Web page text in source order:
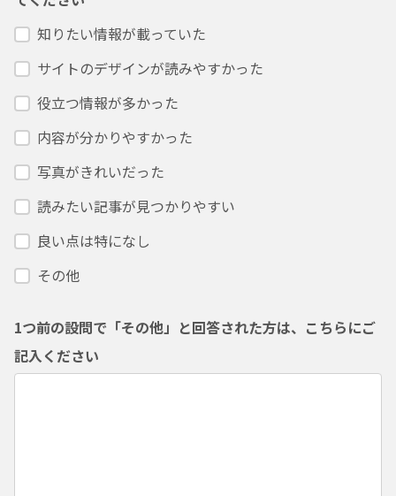
知りたい情報が載っていた
サイトのデザインが読みやすかった
役立つ情報が多かった
内容が分かりやすかった
写真がきれいだった
読みたい記事が見つかりやすい
良い点は特になし
その他
1つ前の設問で「その他」と回答された方は、こちらにご
記入ください